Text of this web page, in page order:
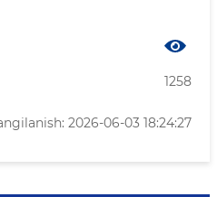
1258
2026-06-03 18:24:27